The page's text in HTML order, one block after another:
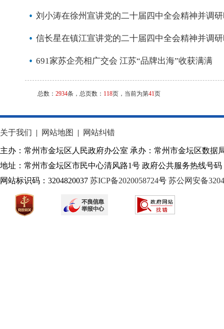
刘小涛在徐州宣讲党的二十届四中全会精神并调
信长星在镇江宣讲党的二十届四中全会精神并调
691家苏企亮相广交会 江苏“品牌出海”收获满满
总数： 2934条，总页数： 118页，当前为第41页
关于我们 | 网站地图 | 网站纠错
主办：常州市金坛区人民政府办公室 承办：常州市金坛区数据
地址：常州市金坛区市民中心清风路1号 政府公共服务热线号码
网站标识码：3204820037 苏ICP备2020058724号 苏公网安备